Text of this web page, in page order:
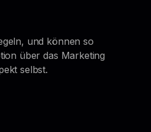
und können so
über das Marketing
selbst.